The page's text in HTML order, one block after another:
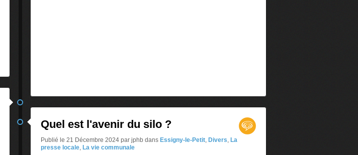
Quel est l'avenir du silo ?
Publié le 21 Décembre 2024 par jphb dans Essigny-le-Petit, Divers, La
presse locale, La vie communale